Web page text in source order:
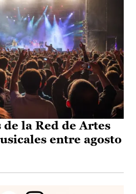
la Red de Artes
entre agosto